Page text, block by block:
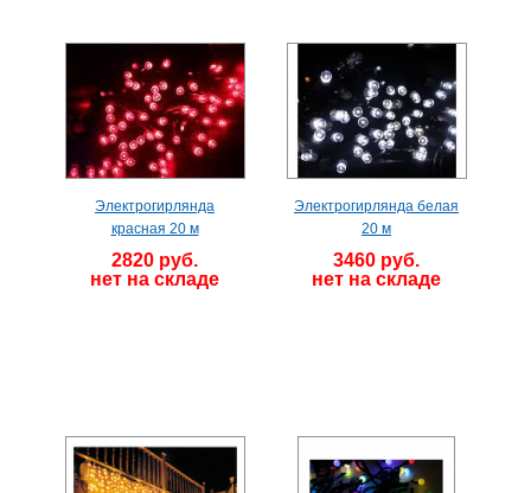
Электрогирлянда
красная 20 м
2820 руб.
нет на складе
Электрогирлянда белая
20 м
3460 руб.
нет на складе